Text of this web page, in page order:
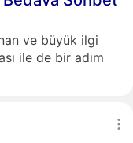
ve büyük ilgi
ile de bir adım